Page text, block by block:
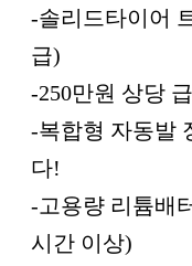
-솔리드타이어
급)
-250만원 상당
-복합형 자동발
다!
-고용량 리튬배
시간 이상)